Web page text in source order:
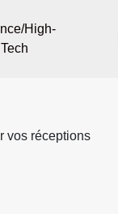
High-
Tech
vos réceptions